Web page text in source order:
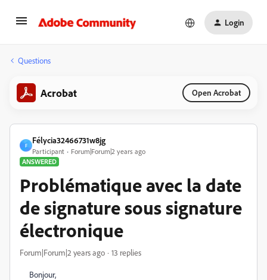
Login
Questions
Acrobat Open Acrobat
F
Félycia32466731w8jg
Participant
Forum|Forum|2 years ago
ANSWERED
Problématique avec la date
de signature sous signature
électronique
Forum|Forum|2 years ago 13 replies
Bonjour,